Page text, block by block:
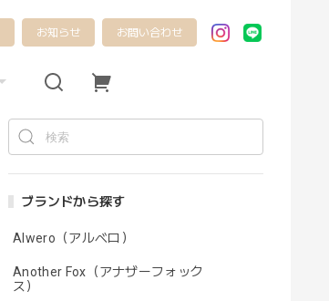
お知らせ お問い合わせ
ブランドから探す
Alwero（アルベロ）
Another Fox（アナザーフォック
ス）